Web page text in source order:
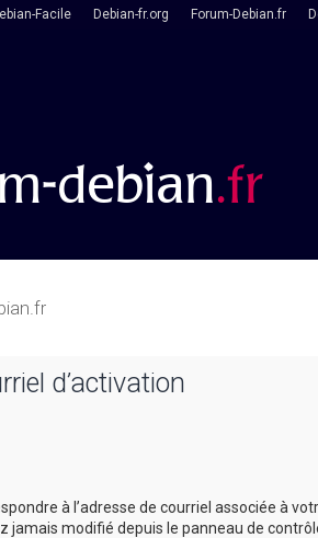
Facile Debian-fr.org Forum-Debian.fr
d’activation
à l’adresse de courriel associée à
jamais modifié depuis le panneau de